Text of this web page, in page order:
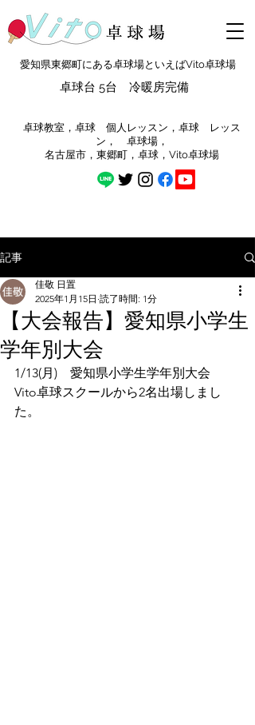
愛知県東郷町にある卓球場といえばVito卓球場
卓球台 5台 冷暖房完備
​卓球教室，卓球 個人レッスン，卓球 レッス
ン， 卓球場，
​名古屋市，東郷町，卓球，Vito卓球場
記事
【大会報告】愛知県小学生
学年別大会
佳敬 日置
2025年1月15日 読了時間: 1分
1/13(月)　愛知県小学生学年別大会
Vito卓球スクールから2名出場しまし
た。